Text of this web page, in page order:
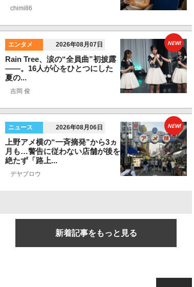
chimi86
エンタメ 2026年08月07日
Rain Tree、涙の“全員曲”初披露
――。16人が心をひとつにした
夏の...
吉岡 俊
NEW!
ニュース 2026年08月06日
上野アメ横の“一斉摘発”から3ヵ
月も…警告に従わない店舗が後を
絶たず「路上...
デヤブロウ
NEW!
新着記事をもっと見る